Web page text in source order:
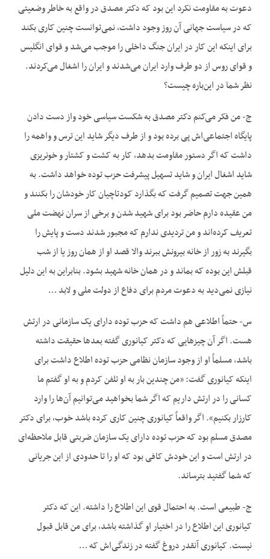
دعوت به مقاومت نکرد این بود که دکتر مصدق در واقع به خاطر وضعیتی
که در سیاست جهانی آن روز وجود داشت، نمی‌‌توانست چنین کاری بکند
برای اینکه این کار در ایران جنگ داخلی را موجب می‌شد و قوای انگلیس
و قوای روس از دو طرف وارد ایران می‌شدند و ایران را اشغال می‌کردند.
نظر شما در این‌باره چیست؟
ج- من فکر می‌کنم دکتر مصدق به شکست سیاسی خود واز دست دادن
پایگاه اجتماعی‌اش پی برده بود و از طرف دیگر شاید این ترس و واهمه را
داشت که اگر دستور مقاومت بدهد، کار به کشت و کشتار و خونریزی
شاید اشغال ایران و شاید تسهیل پیشرفت حزب توده خواهد داشت. به
همین جهت تصمیم گرفت که بگذارد کودتاچیان کار خودشان را بکنند و
من عقیده دارم حاضر بود برای شهید شدن و برخی از سران نهضت ملی
تعریف کرده‌اند و من تردیدی ندارم که مجبور شدند دست و پایش را
بگیرند به زور از خانه بیرونش ببرند والا قصد او از همان روز یا از شب
قبلش این بوده که بماند و در همان خانه شهید بشود. بنابراین به این دلیل
نیازی نمی‌‌دید به دعوت مردم برای دفاع از دولت ملی و لابد …
س- حتماً اطلاعی هم داشت که حزب توده دارای یک سازمانی در ارتش
هست. اگر آن چیز‌هایی که دکتر کیانوری گفته بعدها حقیقت داشته
باشد، مسلماً او از وجود سازمان نظامی حزب توده اطلاع داشت برای
اینکه کیانوری گفت: «من چندین بار به او تلفن کردم و به او گفتم ما
کسانی را در ارتش داریم که اگر شما بخواهید می‌توانیم آن‌ها را وارد
کارزار بکنیم». اگر واقعاً کیانوری چنین کاری کرده باشد خوب، برای دکتر
مصدق مسلم بود که حزب توده دارای یک سازمان ضربتی قابل ملاحظه‌ای
در ارتش است و این خودش کافی بود که او را تا حدودی از این جریانی
که شما گفتید بترساند.
ج- طبیعی است. به احتمال قوی این اطلاع را داشته. این که دکتر
کیانوری این اطلاع را در اختیار او گذاشته باشد، برای من قابل قبول
نیست. کیانوری آنقدر دروغ گفته در زندگی‌اش که …